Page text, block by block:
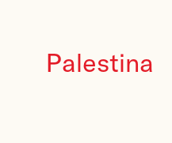
Palestina